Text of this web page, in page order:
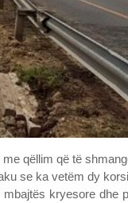
qëllim që të
se ka vetëm dy
kryesore dhe